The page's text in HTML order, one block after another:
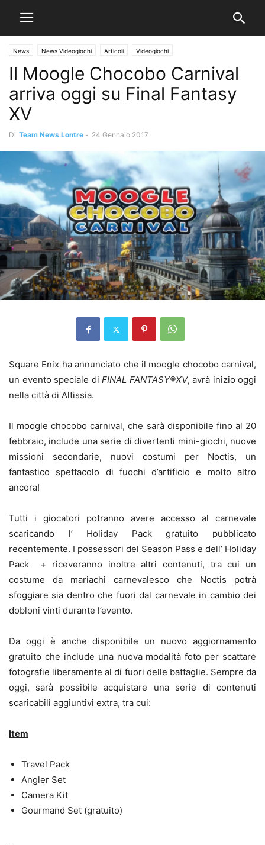
News News Videogiochi Articoli Videogiochi
Il Moogle Chocobo Carnival
arriva oggi su Final Fantasy
XV
Di Team News Lontre - 24 Gennaio 2017
Square Enix ha annunciato che il moogle chocobo carnival,
un evento speciale di FINAL FANTASY®XV, avrà inizio oggi
nella città di Altissia.
Il moogle chocobo carnival, che sarà disponibile fino al 20
febbraio, include una serie di divertenti mini-giochi, nuove
missioni secondarie, nuovi costumi per Noctis, un
fantastico spettacolo di fuochi d’artificio e molto altro
ancora!
Tutti i giocatori potranno avere accesso al carnevale
scaricando l’ Holiday Pack gratuito pubblicato
recentemente. I possessori del Season Pass e dell’ Holiday
Pack + riceveranno inoltre altri contenuti, tra cui un
costume da mariachi carnevalesco che Noctis potrà
sfoggiare sia dentro che fuori dal carnevale in cambio dei
dobloni vinti durante l’evento.
Da oggi è anche disponibile un nuovo aggiornamento
gratuito che include una nuova modalità foto per scattare
fotografie liberamente al di fuori delle battaglie. Sempre da
oggi, sarà possibile acquistare una serie di contenuti
scaricabili aggiuntivi extra, tra cui:
Item
Travel Pack
Angler Set
Camera Kit
Gourmand Set (gratuito)